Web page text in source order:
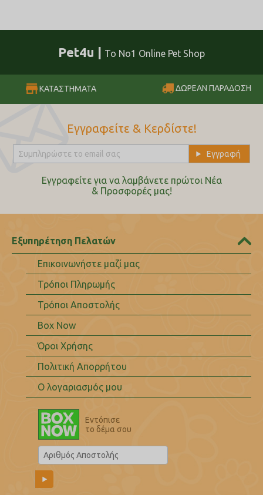
Pet4u | Το No1 Online Pet Shop
ΚΑΤΑΣΤΗΜΑΤΑ ΔΩΡΕΑΝ ΠΑΡΑΔΟΣΗ
Εγγραφείτε & Κερδίστε!
Εγγραφείτε για να λαμβάνετε πρώτοι Nέα
& Προσφορές μας!
Εξυπηρέτηση Πελατών
Επικοινωνήστε μαζί μας
Τρόποι Πληρωμής
Τρόποι Αποστολής
Box Now
Όροι Χρήσης
Πολιτική Απορρήτου
Ο λογαριασμός μου
Εντόπισε
το δέμα σου